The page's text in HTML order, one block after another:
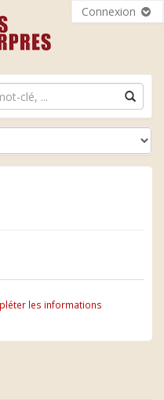
Connexion
les informations